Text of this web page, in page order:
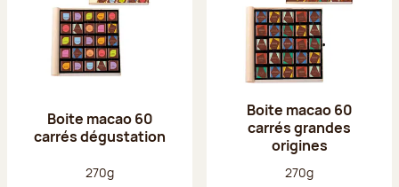
Boite macao 60
carrés dégustation
Poids net :
270g
Boite macao 60
carrés grandes
origines
Poids net :
270g